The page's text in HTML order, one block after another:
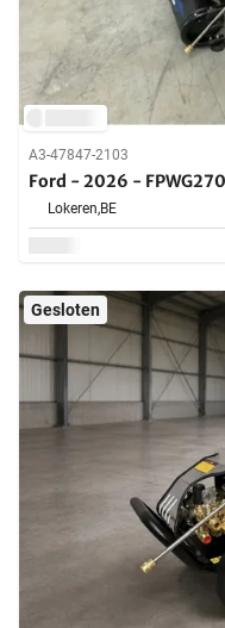
A3-47847-2103
Ford - 2026 -
Lokeren,BE
Gesloten